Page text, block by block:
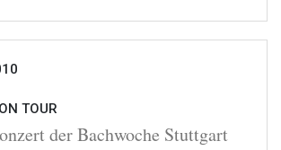
ON TOUR
der Bachwoche Stuttgart